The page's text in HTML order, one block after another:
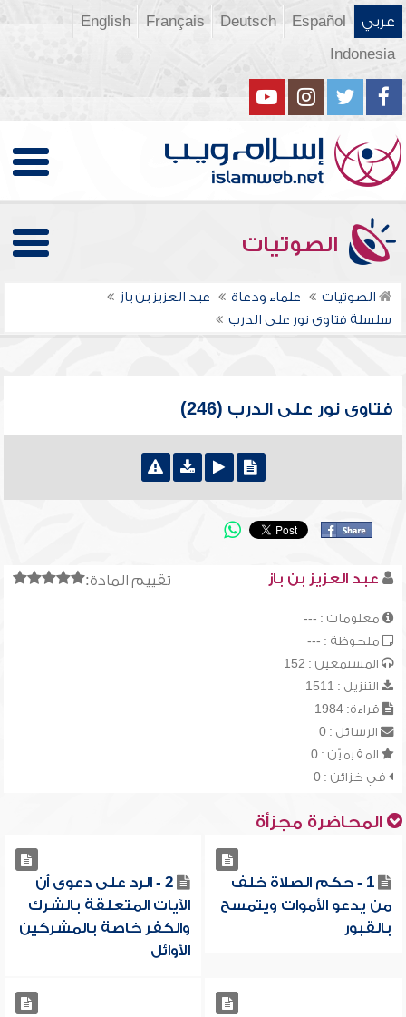
عربي Español
Deutsch
Français
English
Indonesia
الصوتيات
الصوتيات علماء ودعاة
عبد العزيز بن باز
سلسلة فتاوى نور على الدرب
فتاوى نور على الدرب (246)
تقييم المادة: عبد العزيز بن باز
معلومات : ---
ملحوظة : ---
المستمعين : 152
التنزيل : 1511
قراءة: 1984
الرسائل : 0
المقيميّن : 0
في خزائن : 0
المحاضرة مجزأة
1 - حكم الصلاة خلف
من يدعو الأموات ويتمسح
بالقبور
2 - الرد على دعوى أن
الآيات المتعلقة بالشرك
والكفر خاصة بالمشركين
الأوائل